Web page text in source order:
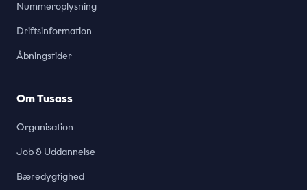
Nummeroplysning
Driftsinformation
Åbningstider
Om Tusass
Organisation
Job & Uddannelse
Bæredygtighed